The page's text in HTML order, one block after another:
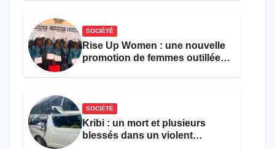
SOCIÉTÉ
Rise Up Women : une nouvelle
promotion de femmes outillées
SOCIÉTÉ
Kribi : un mort et plusieurs
blessés dans un violent